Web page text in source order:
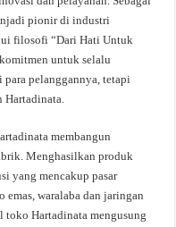
pionir di industri
filosofi “Dari Hati Untuk
untuk selalu
pelanggannya, tetapi
Hartadinata.
membangun
Menghasilkan produk
yang mencakup pasar
waralaba dan jaringan
Hartadinata mengusung